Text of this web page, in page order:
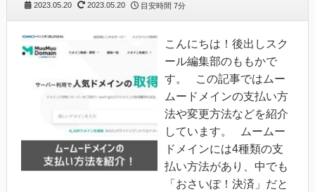
2023.05.20 2023.05.20 目安時間 7分
こんにちは！後出しスク
ール編集部のももかで
す。 この記事ではムー
ムードメインの支払い方
法や変更方法などを紹介
しています。 ムームー
ドメインには4種類の支
払い方法があり、中でも
「おさいぽ！決済」だと